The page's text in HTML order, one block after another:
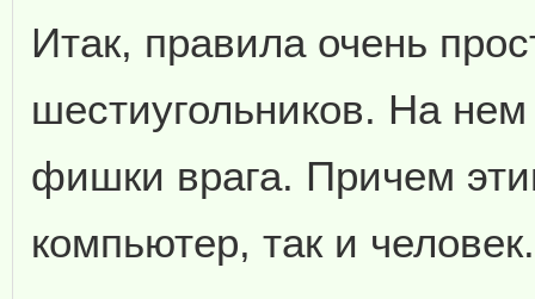
Итак, правила очень
шестиугольников. На
фишки врага. Причем
компьютер, так и